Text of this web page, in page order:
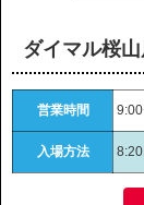
ダイマル桜
営業時間
入場方法